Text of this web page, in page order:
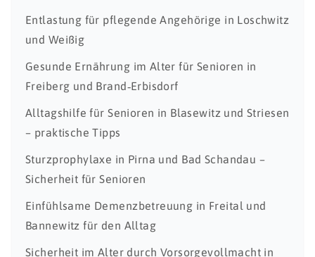
Entlastung für pflegende Angehörige in Loschwitz
und Weißig
Gesunde Ernährung im Alter für Senioren in
Freiberg und Brand‑Erbisdorf
Alltagshilfe für Senioren in Blasewitz und Striesen
– praktische Tipps
Sturzprophylaxe in Pirna und Bad Schandau –
Sicherheit für Senioren
Einfühlsame Demenzbetreuung in Freital und
Bannewitz für den Alltag
Sicherheit im Alter durch Vorsorgevollmacht in